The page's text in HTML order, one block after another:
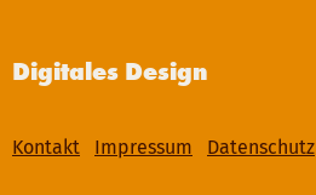
Digitales Design
Kontakt Impressum Datenschutz